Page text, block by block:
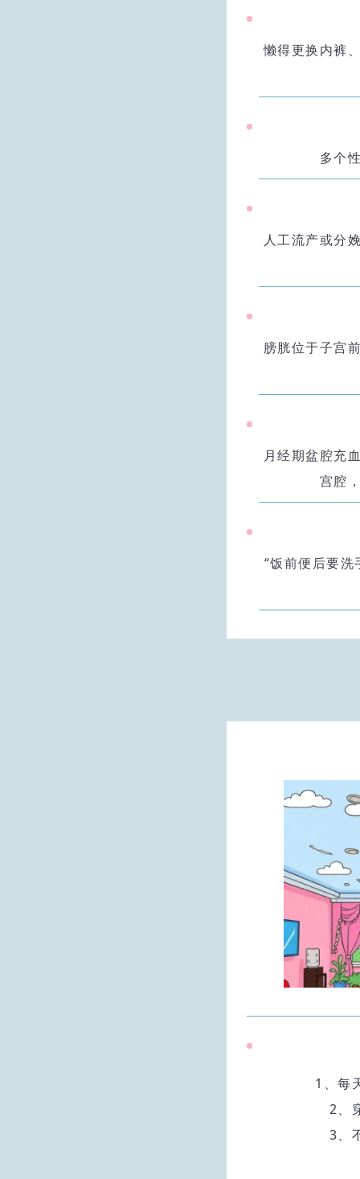
懒得更换内裤
多个
人工流产或分
膀胱位于子宫
月经期盆腔充
宫腔
“饭前便后要
1、每
2、
3、